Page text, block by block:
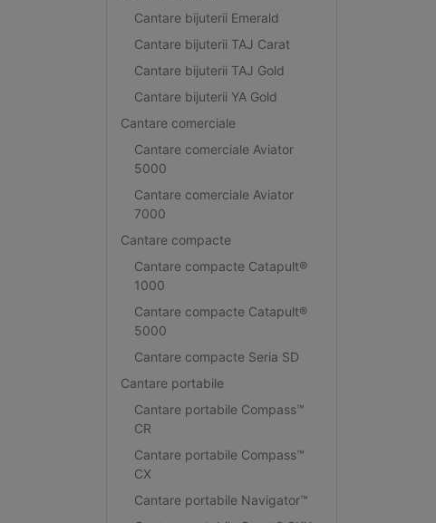
Cantare bijuterii Emerald
Cantare bijuterii TAJ Carat
Cantare bijuterii TAJ Gold
Cantare bijuterii YA Gold
Cantare comerciale
Cantare comerciale Aviator
5000
Cantare comerciale Aviator
7000
Cantare compacte
Cantare compacte Catapult®
1000
Cantare compacte Catapult®
5000
Cantare compacte Seria SD
Cantare portabile
Cantare portabile Compass™
CR
Cantare portabile Compass™
CX
Cantare portabile Navigator™